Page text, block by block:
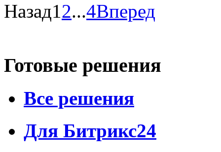
Назад12...4Вперед
Готовые решения
Все решения
Для Битрикс24